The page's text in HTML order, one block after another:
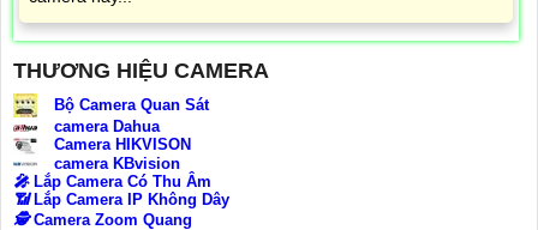
THƯƠNG HIỆU CAMERA
Bộ Camera Quan Sát
camera Dahua
Camera HIKVISON
camera KBvision
️🎤️ Lắp Camera Có Thu Âm
📶Lắp Camera IP Không Dây
🕵️Camera Zoom Quang